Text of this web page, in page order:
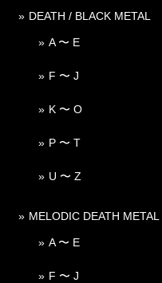
DEATH / BLACK METAL
A 〜 E
F 〜 J
K 〜 O
P 〜 T
U 〜 Z
MELODIC DEATH METAL
A 〜 E
F 〜 J